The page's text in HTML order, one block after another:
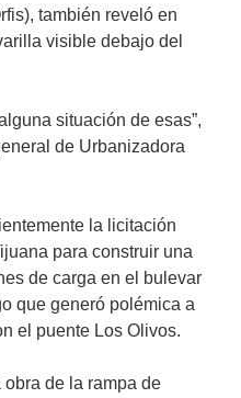
también reveló en
visible debajo del
situación de esas”,
de Urbanizadora
la licitación
para construir una
de carga en el bulevar
que generó polémica a
el puente Los Olivos.
obra de la rampa de